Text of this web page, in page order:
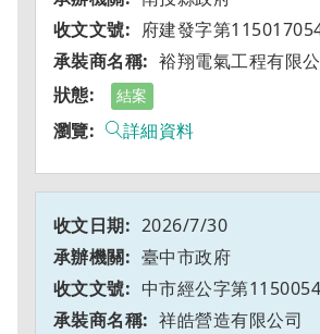
府建發字第
裕翔電氣工程有限
結案
詳細資料
2026/7/30
臺中市政府
中市經公字第
祥皓營造有限公司